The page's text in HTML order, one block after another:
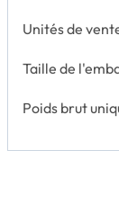
Unités de
Taille de
Poids brut